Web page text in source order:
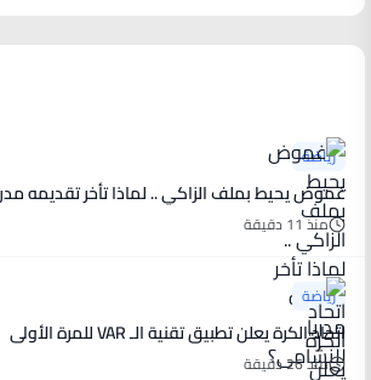
رياضة
غموض يحيط بملف الزاكي .. لماذا تأخر تقديمه مدربا للنشامى؟
منذ 11 دقيقة
رياضة
اتحاد الكرة يعلن تطبيق تقنية الـ VAR للمرة الأولى
منذ 26 دقيقة